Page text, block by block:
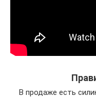
В продаже есть